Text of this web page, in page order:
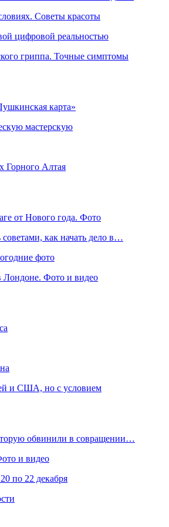
Советы красоты
цифровой реальностью
гриппа. Точные симптомы
карта»
мастерскую
Горного Алтая
от Нового года. Фото
как начать дело в…
фото
Лондоне. Фото и видео
и США, но с условием
обвинили в совращении…
и видео
по 22 декабря